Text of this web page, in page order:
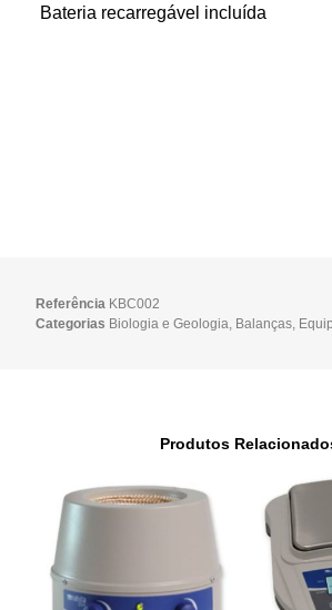
Bateria recarregável incluída
Referência KBC002
Categorias Biologia e Geologia, Balanças,
Produtos